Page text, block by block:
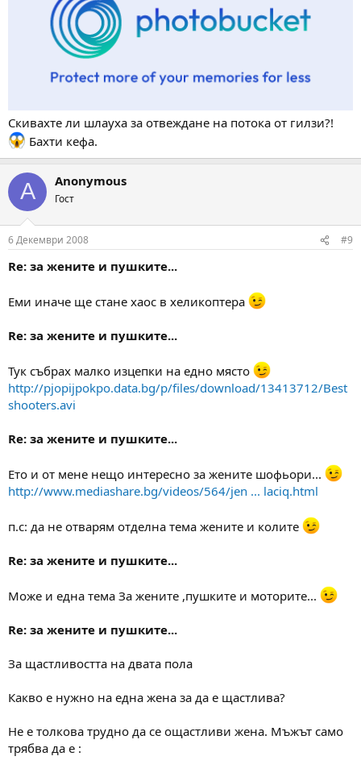
Скивахте ли шлауха за отвеждане на потока от гилзи?!
Бахти кефа.
A Anonymous
Гост
6 Декември 2008 #9
Re: за жените и пушките...
Еми иначе ще стане хаос в хеликоптера
Re: за жените и пушките...
Тук събрах малко изцепки на едно място
http://pjopijpokpo.data.bg/p/files/download/13413712/Best
shooters.avi
Re: за жените и пушките...
Ето и от мене нещо интересно за жените шофьори...
http://www.mediashare.bg/videos/564/jen ... laciq.html
п.с: да не отварям отделна тема жените и колите
Re: за жените и пушките...
Може и една тема За жените ,пушките и моторите...
Re: за жените и пушките...
За щастливостта на двата пола
Какво е нужно на една жена за да е щастлива?
Не е толкова трудно да се ощастливи жена. Мъжът само
трябва да е :